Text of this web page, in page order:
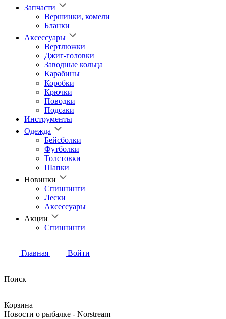
Запчасти
Вершинки, комели
Бланки
Аксессуары
Вертлюжки
Джиг-головки
Заводные кольца
Карабины
Коробки
Крючки
Поводки
Подсаки
Инструменты
Одежда
Бейсболки
Футболки
Толстовки
Шапки
Новинки
Спиннинги
Лески
Аксессуары
Акции
Спиннинги
Главная Войти
Поиск
Корзина
Новости о рыбалке - Norstream